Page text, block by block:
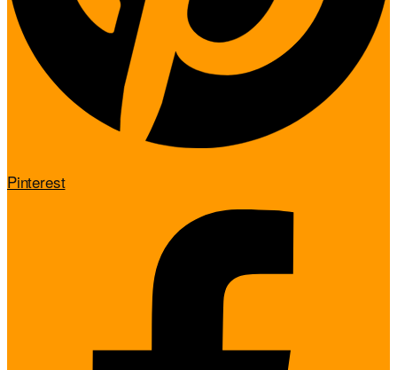
Pinterest